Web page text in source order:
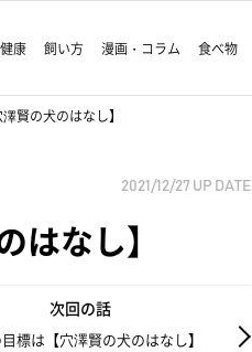
康 飼い方 漫画・コラム 食べ物
賢の犬のはなし】
2021/12/27 UP DATE
なし】
次回の話
標は【穴澤賢の犬のはなし】